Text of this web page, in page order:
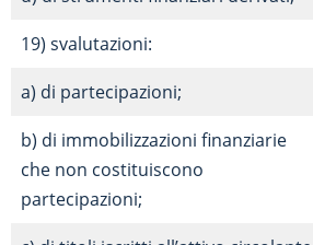
19) svalutazioni:
a) di partecipazioni;
b) di immobilizzazioni finanziarie
che non costituiscono
partecipazioni;